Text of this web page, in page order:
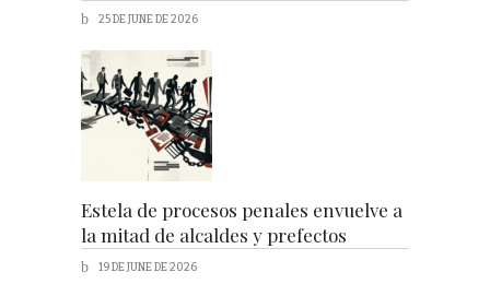
25 DE JUNE DE 2026
Estela de procesos penales envuelve a
la mitad de alcaldes y prefectos
19 DE JUNE DE 2026